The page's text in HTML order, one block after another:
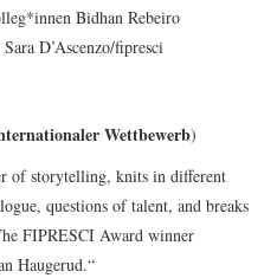
Bidhan Rebeiro
D’Ascenzo/fipresci
Wettbewerb)
of storytelling, knits in different
questions of talent, and breaks
FIPRESCI Award winner
Haugerud.“